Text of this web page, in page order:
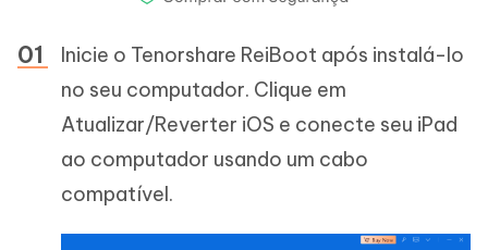
Inicie o Tenorshare ReiBoot após instalá-lo
no seu computador. Clique em
Atualizar/Reverter iOS e conecte seu iPad
ao computador usando um cabo
compatível.